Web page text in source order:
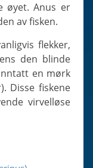
øyet. Anus er
av fisken.
den blinde
en mørk
Disse fiskene
virvelløse